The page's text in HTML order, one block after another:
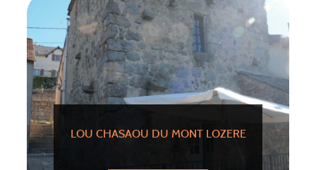
LOU CHASAOU DU MONT LOZERE